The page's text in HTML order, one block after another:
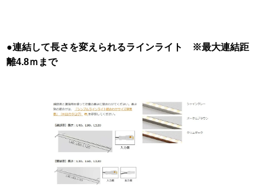
●連結して長さを変えられるラインライト ※最大連結距
離4.8ｍまで